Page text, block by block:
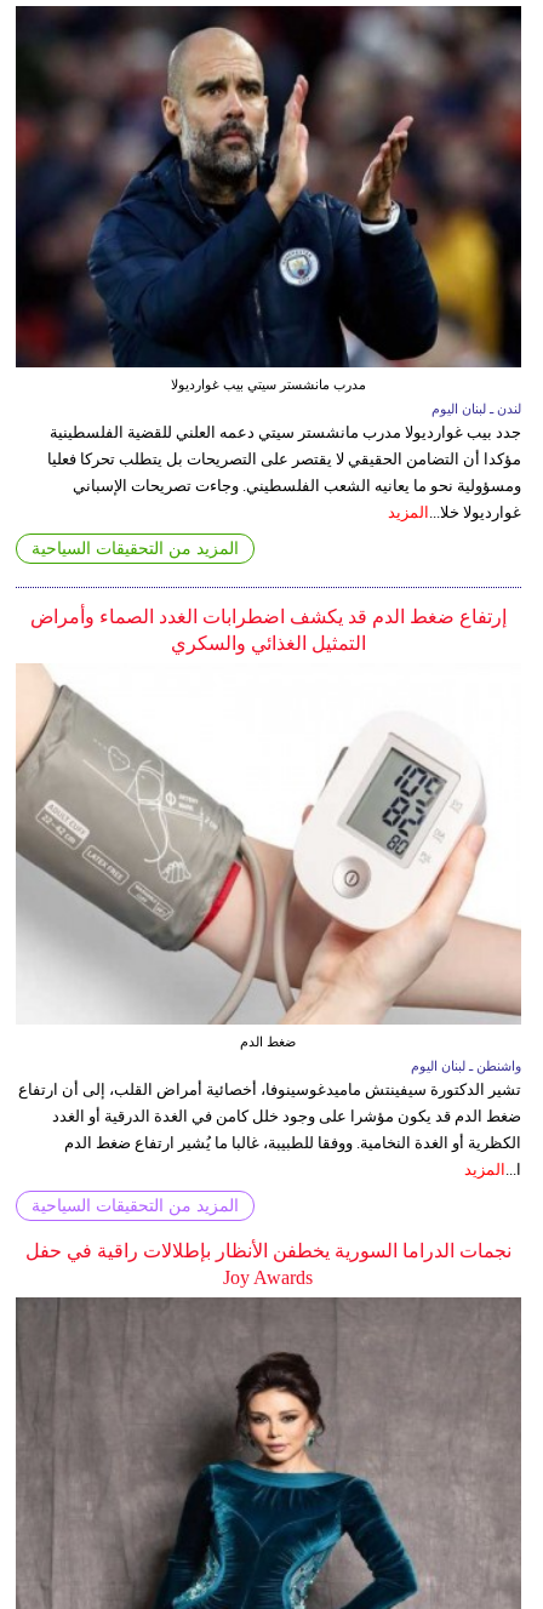
مدرب مانشستر سيتي بيب غوارديولا
لندن ـ لبنان اليوم
جدد بيب غوارديولا مدرب مانشستر سيتي دعمه العلني للقضية الفلسطينية
مؤكدا أن التضامن الحقيقي لا يقتصر على التصريحات بل يتطلب تحركا فعليا
ومسؤولية نحو ما يعانيه الشعب الفلسطيني. وجاءت تصريحات الإسباني
غوارديولا خلا... المزيد
المزيد من التحقيقات السياحية
إرتفاع ضغط الدم قد يكشف اضطرابات الغدد الصماء وأمراض
التمثيل الغذائي والسكري
ضغط الدم
واشنطن ـ لبنان اليوم
تشير الدكتورة سيفينتش ماميدغوسينوفا، أخصائية أمراض القلب، إلى أن ارتفاع
ضغط الدم قد يكون مؤشرا على وجود خلل كامن في الغدة الدرقية أو الغدد
الكظرية أو الغدة النخامية. ووفقا للطبيبة، غالبا ما يُشير ارتفاع ضغط الدم
ا...
المزيد
المزيد من التحقيقات السياحية
نجمات الدراما السورية يخطفن الأنظار بإطلالات راقية في حفل
Joy Awards